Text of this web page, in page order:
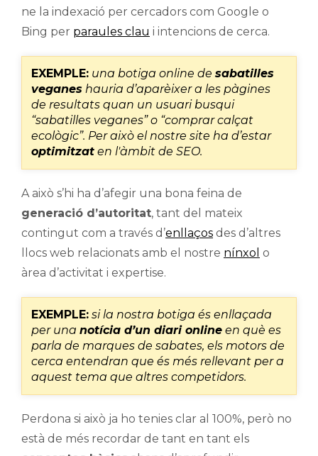
ne la indexació per cercadors com Google o
Bing per paraules clau i intencions de cerca.
EXEMPLE: una botiga online de sabatilles
veganes hauria d’aparèixer a les pàgines
de resultats quan un usuari busqui
“sabatilles veganes” o “comprar calçat
ecològic”. Per això el nostre site ha d’estar
optimitzat en l'àmbit de SEO.
A això s’hi ha d’afegir una bona feina de
generació d’autoritat, tant del mateix
contingut com a través d’enllaços des d’altres
llocs web relacionats amb el nostre nínxol o
àrea d’activitat i expertise.
EXEMPLE: si la nostra botiga és enllaçada
per una notícia d’un diari online en què es
parla de marques de sabates, els motors de
cerca entendran que és més rellevant per a
aquest tema que altres competidors.
Perdona si això ja ho tenies clar al 100%, però no
està de més recordar de tant en tant els